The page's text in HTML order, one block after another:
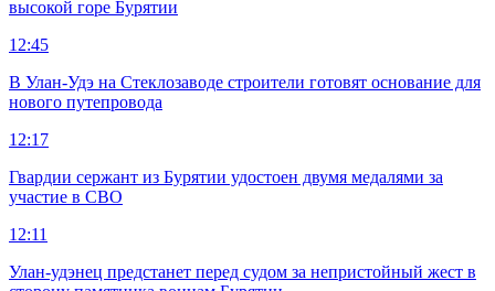
высокой горе Бурятии
12:45
В Улан-Удэ на Стеклозаводе строители готовят основание для
нового путепровода
12:17
Гвардии сержант из Бурятии удостоен двумя медалями за
участие в СВО
12:11
Улан-удэнец предстанет перед судом за непристойный жест в